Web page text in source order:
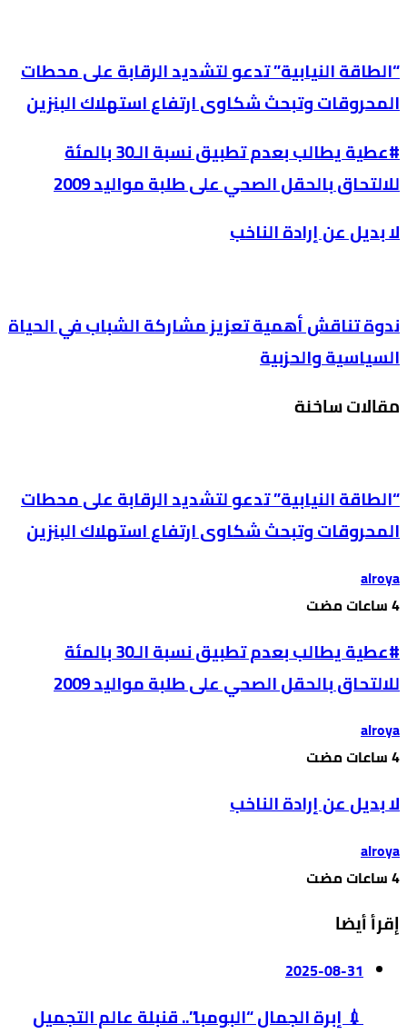
“الطاقة النيابية” تدعو لتشديد الرقابة على محطات
المحروقات وتبحث شكاوى ارتفاع استهلاك البنزين
#عطية يطالب بعدم تطبيق نسبة الـ30 بالمئة
للالتحاق بالحقل الصحي على طلبة مواليد 2009
لا بديل عن إرادة الناخب
ندوة تناقش أهمية تعزيز مشاركة الشباب في الحياة
السياسية والحزبية
مقالات ساخنة
“الطاقة النيابية” تدعو لتشديد الرقابة على محطات
المحروقات وتبحث شكاوى ارتفاع استهلاك البنزين
alroya
#عطية يطالب بعدم تطبيق نسبة الـ30 بالمئة
للالتحاق بالحقل الصحي على طلبة مواليد 2009
alroya
لا بديل عن إرادة الناخب
alroya
إقرأ أيضا
2025-08-31
💉 إبرة الجمال “البومبا”.. قنبلة عالم التجميل